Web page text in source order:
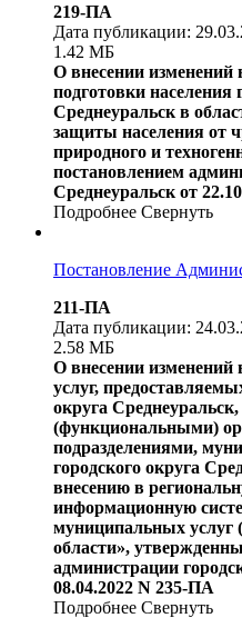
219-ПА
Дата публикации:
1.42 МБ
О внесении изменений
подготовки населения
Среднеуральск в
защиты населения от
природного и
постановлением
Среднеуральск от
Подробнее Свернуть
Постановление
211-ПА
Дата публикации:
2.58 МБ
О внесении
услуг,
округа
(функциональными)
подразделениями,
городского округа
внесению в
информационную
муниципальных услуг
области»,
администрации
08.04.2022 N 235-ПА
Подробнее Свернуть